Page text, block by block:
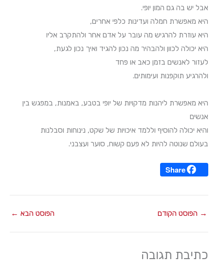
אבל יש בה גם המון יופי.
היא מאפשרת חמלה ועדינות כלפי אחרים,
היא עוזרת להרגיש מה עובר על אדם אחר ולהתקרב אליו
היא יכולה לכוון ולהבהיר מה נכון להגיד ואיך נכון לגעת,
לעזור לאנשים בזמן כאב או פחד
ולהרגיע תוקפנות ועימותים.
היא מאפשרת ליהנות מדקויות של יופי בטבע, באמנות, במפגש בין
אנשים
והיא יכולה להוסיף וללמד איכויות של שקט, נינוחות וסבלנות
בעולם שנוטה להיות לא פעם קשוח, סוער ועצבני.
Share
→ הפוסט הקודם הפוסט הבא ←
כתיבת תגובה